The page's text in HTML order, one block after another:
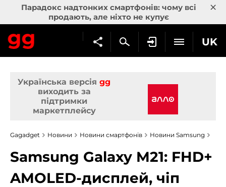
Парадокс надтонких смартфонів: чому всі
продають, але ніхто не купує
×
UK
Українська версія gg
виходить за
підтримки
маркетплейсу
Gagadget Новини Новини смартфонів Новини Samsung
Samsung Galaxy M21: FHD+
AMOLED-дисплей, чіп